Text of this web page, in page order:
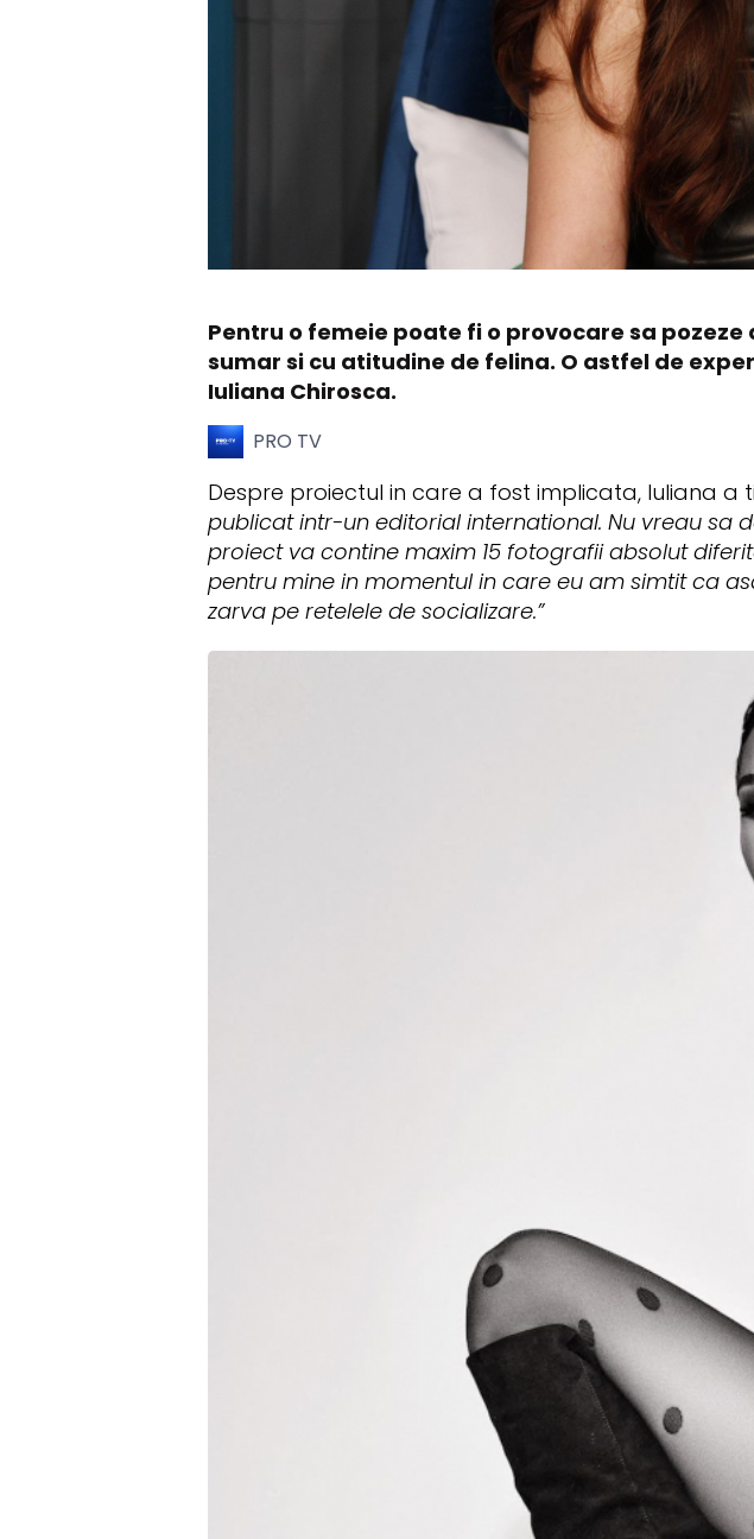
Pentru o femeie poate fi o provocare sa
sumar si cu atitudine de felina. O astfel de
Iuliana Chirosca.
PRO TV
Despre proiectul in care a fost implicata, Iuliana a
publicat intr-un editorial international. Nu vreau sa
proiect va contine maxim 15 fotografii absolut
pentru mine in momentul in care eu am simtit ca
zarva pe retelele de socializare.”